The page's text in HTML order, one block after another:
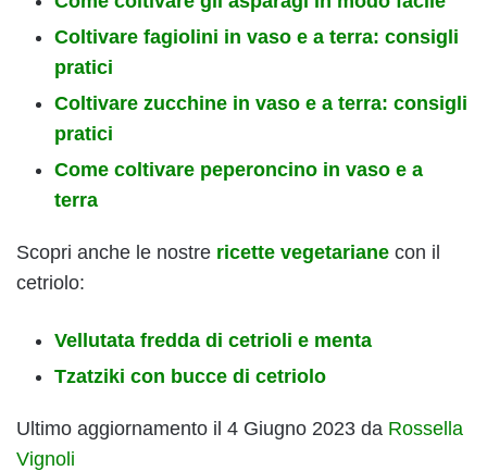
Coltivare fagiolini in vaso e a terra: consigli
pratici
Coltivare zucchine in vaso e a terra: consigli
pratici
Come coltivare peperoncino in vaso e a
terra
Scopri anche le nostre ricette vegetariane con il
cetriolo:
Vellutata fredda di cetrioli e menta
Tzatziki con bucce di cetriolo
Ultimo aggiornamento il 4 Giugno 2023 da Rossella
Vignoli